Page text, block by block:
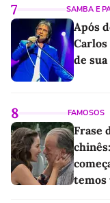
7 SAMBA E
Após
Carlos
de
8 FAMOSOS
Frase
temos